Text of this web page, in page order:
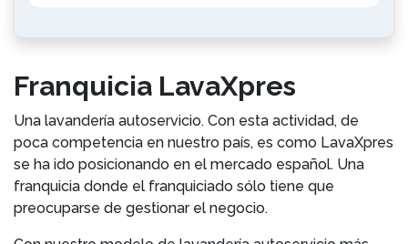
Franquicia LavaXpres
Una lavandería autoservicio. Con esta actividad, de
poca competencia en nuestro país, es como LavaXpres
se ha ido posicionando en el mercado español. Una
franquicia donde el franquiciado sólo tiene que
preocuparse de gestionar el negocio.